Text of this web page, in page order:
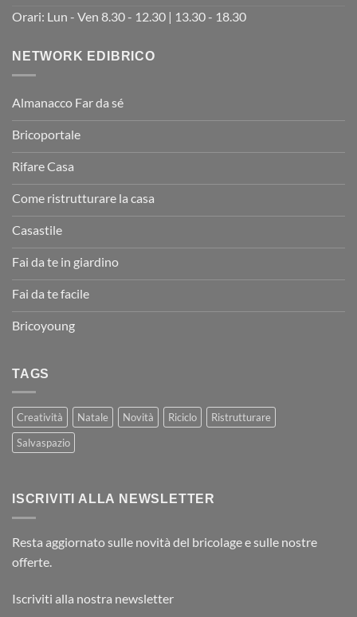
Orari: Lun - Ven 8.30 - 12.30 | 13.30 - 18.30
NETWORK EDIBRICO
Almanacco Far da sé
Bricoportale
Rifare Casa
Come ristrutturare la casa
Casastile
Fai da te in giardino
Fai da te facile
Bricoyoung
TAGS
Creatività Natale Novità Riciclo
Ristrutturare
Salvaspazio
ISCRIVITI ALLA NEWSLETTER
Resta aggiornato sulle novità del bricolage e sulle nostre
offerte.
Iscriviti alla nostra newsletter